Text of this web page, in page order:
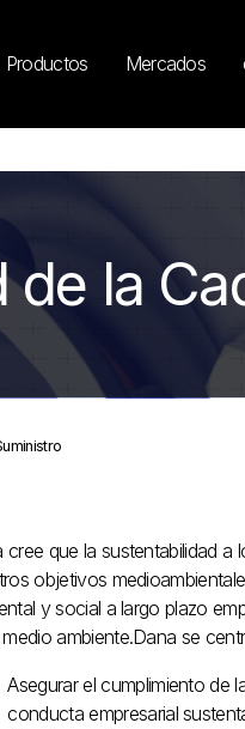
Productos Mercados
la
cree que la sustentabilidad
objetivos
y social a largo plazo
ambiente.Dana se
Asegurar el cumplimiento de
conducta empresarial